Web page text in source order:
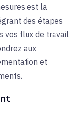
est la
des étapes
vos flux de travail
aux
et